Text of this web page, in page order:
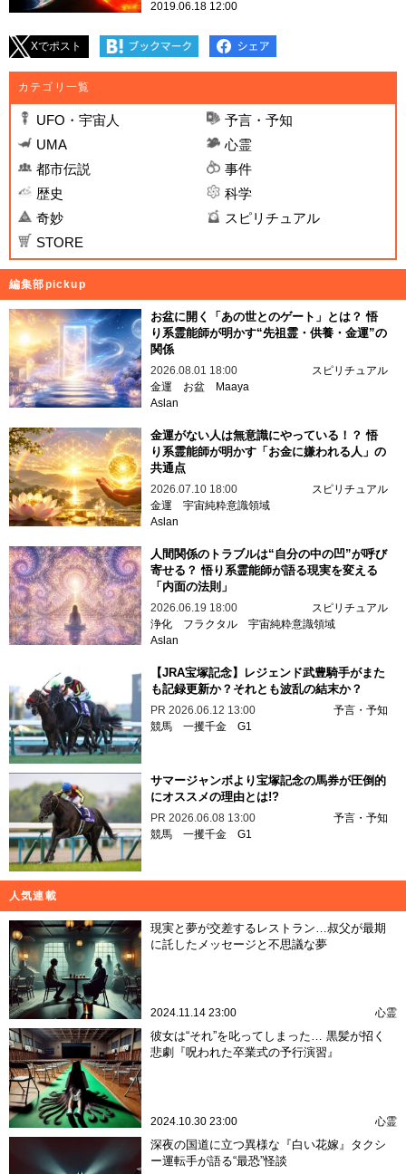
2019.06.18 12:00
Xでポスト
カテゴリ一覧
UFO・宇宙人
予言・予知
UMA
心霊
都市伝説
事件
歴史
科学
奇妙
スピリチュアル
STORE
編集部pickup
お盆に開く「あの世とのゲート」とは？ 悟
り系霊能師が明かす“先祖霊・供養・金運”の
関係
2026.08.01 18:00
スピリチュアル
金運
お盆
Maaya
Aslan
金運がない人は無意識にやっている！？ 悟
り系霊能師が明かす「お金に嫌われる人」の
共通点
2026.07.10 18:00
スピリチュアル
金運 宇宙純粋意識領域
Aslan
人間関係のトラブルは“自分の中の凹”が呼び
寄せる？ 悟り系霊能師が語る現実を変える
「内面の法則」
2026.06.19 18:00
スピリチュアル
浄化
フラクタル 宇宙純粋意識領域
Aslan
【JRA宝塚記念】レジェンド武豊騎手がまた
も記録更新か？それとも波乱の結末か？
PR 2026.06.12 13:00
予言・予知
競馬 一攫千金 G1
サマージャンボより宝塚記念の馬券が圧倒的
にオススメの理由とは!?
PR 2026.06.08 13:00
予言・予知
競馬 一攫千金 G1
人気連載
現実と夢が交差するレストラン…叔父が最期
に託したメッセージと不思議な夢
2024.11.14 23:00 心霊
彼女は“それ”を叱ってしまった… 黒髪が招く
悲劇『呪われた卒業式の予行演習』
2024.10.30 23:00 心霊
深夜の国道に立つ異様な『白い花嫁』タクシ
ー運転手が語る“最恐”怪談